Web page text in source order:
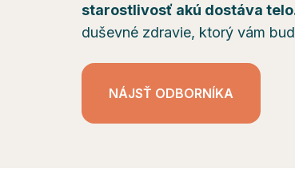
starostlivosť akú dostáva
duševné zdravie, ktorý vám
NÁJSŤ ODBORNÍKA